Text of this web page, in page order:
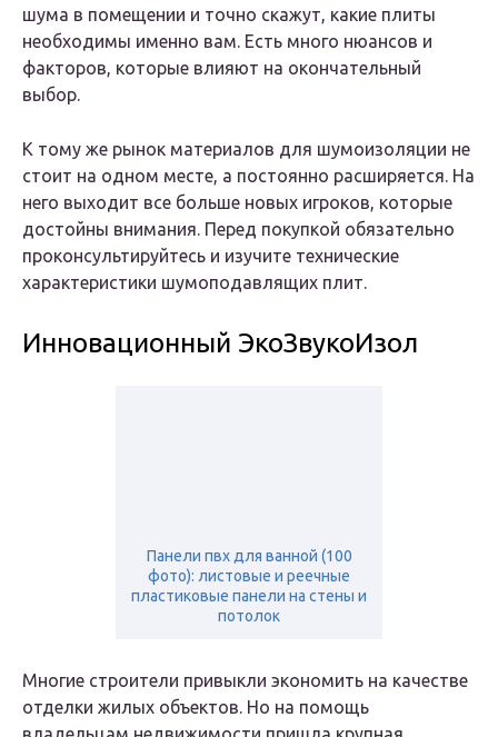
шума в помещении и точно скажут, какие плиты
необходимы именно вам. Есть много нюансов и
факторов, которые влияют на окончательный
выбор.
К тому же рынок материалов для шумоизоляции не
стоит на одном месте, а постоянно расширяется. На
него выходит все больше новых игроков, которые
достойны внимания. Перед покупкой обязательно
проконсультируйтесь и изучите технические
характеристики шумоподавлящих плит.
Инновационный ЭкоЗвукоИзол
Панели пвх для ванной (100
фото): листовые и реечные
пластиковые панели на стены и
потолок
Многие строители привыкли экономить на качестве
отделки жилых объектов. Но на помощь